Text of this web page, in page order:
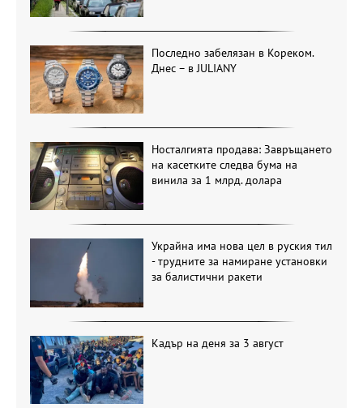
Последно забелязан в Кореком.
Днес – в JULIANY
Носталгията продава: Завръщането
на касетките следва бума на
винила за 1 млрд. долара
Украйна има нова цел в руския тил
- трудните за намиране установки
за балистични ракети
Кадър на деня за 3 август